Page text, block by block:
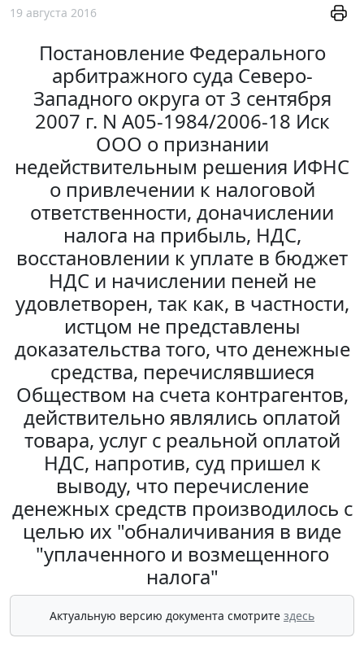
19 августа 2016
Постановление Федерального
арбитражного суда Северо-
Западного округа от 3 сентября
2007 г. N А05-1984/2006-18 Иск
ООО о признании
недействительным решения ИФНС
о привлечении к налоговой
ответственности, доначислении
налога на прибыль, НДС,
восстановлении к уплате в бюджет
НДС и начислении пеней не
удовлетворен, так как, в частности,
истцом не представлены
доказательства того, что денежные
средства, перечислявшиеся
Обществом на счета контрагентов,
действительно являлись оплатой
товара, услуг с реальной оплатой
НДС, напротив, суд пришел к
выводу, что перечисление
денежных средств производилось с
целью их "обналичивания в виде
"уплаченного и возмещенного
налога"
Актуальную версию документа смотрите здесь